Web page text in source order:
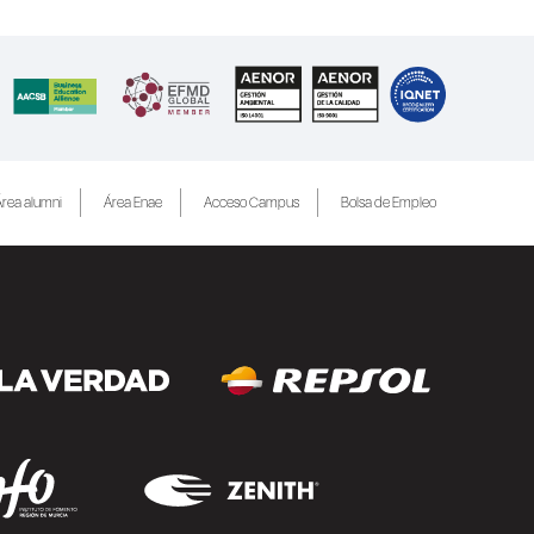
alumni Área Enae Acceso Campus Bolsa de Empleo